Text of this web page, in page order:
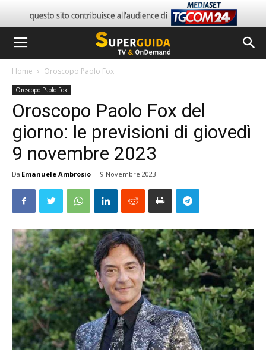
Home Oroscopo Paolo Fox
Oroscopo Paolo Fox
Oroscopo Paolo Fox del
giorno: le previsioni di giovedì
9 novembre 2023
Da Emanuele Ambrosio - 9 Novembre 2023